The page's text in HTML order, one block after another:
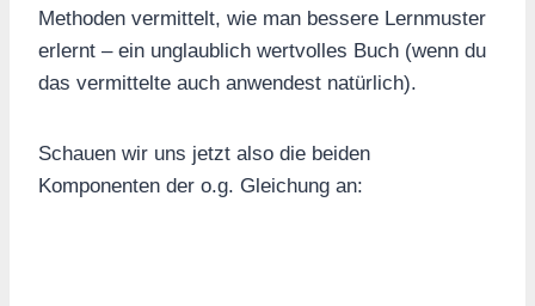
Methoden vermittelt, wie man bessere Lernmuster
erlernt – ein unglaublich wertvolles Buch (wenn du
das vermittelte auch anwendest natürlich).
Schauen wir uns jetzt also die beiden
Komponenten der o.g. Gleichung an: